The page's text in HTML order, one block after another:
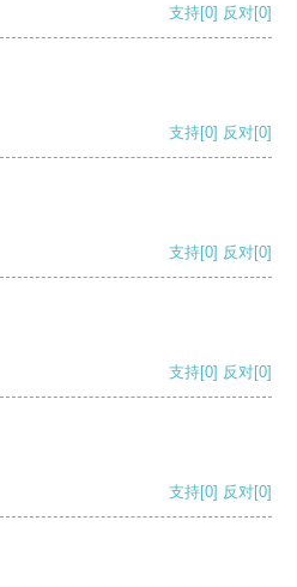
支持[0] 反对[0]
支持[0] 反对[0]
支持[0] 反对[0]
支持[0] 反对[0]
支持[0] 反对[0]